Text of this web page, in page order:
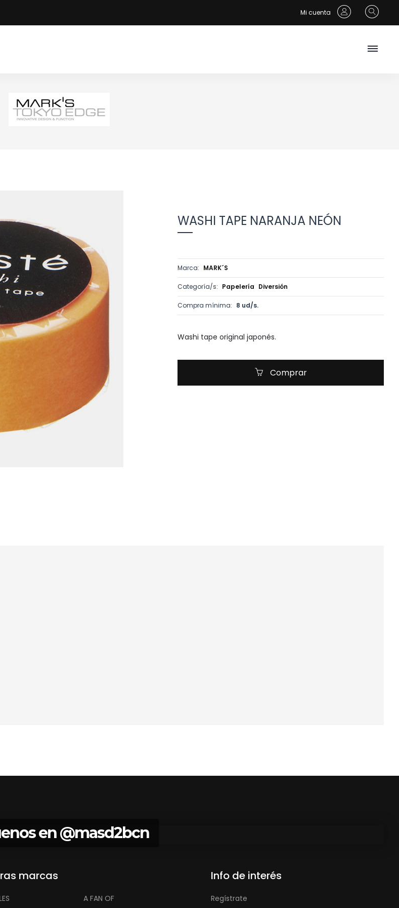
Mi cuenta
WASHI TAPE NARANJA NEÓN
Marca: MARK´S
Categoría/s: Papelería Diversión
Compra mínima: 8 ud/s.
Washi tape original japonés.
Comprar
en@masd2bcn
marcas
A FAN OF
Info de interés
Regístrate